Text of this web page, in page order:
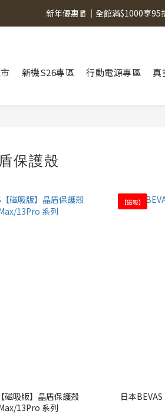
新年優惠🧧｜全館滿$1000享95
新機S26專區 行動電源專區 真
保護殼
磁吸版】晶盾保護殼
13Pro 系列
【磁吸】
日本